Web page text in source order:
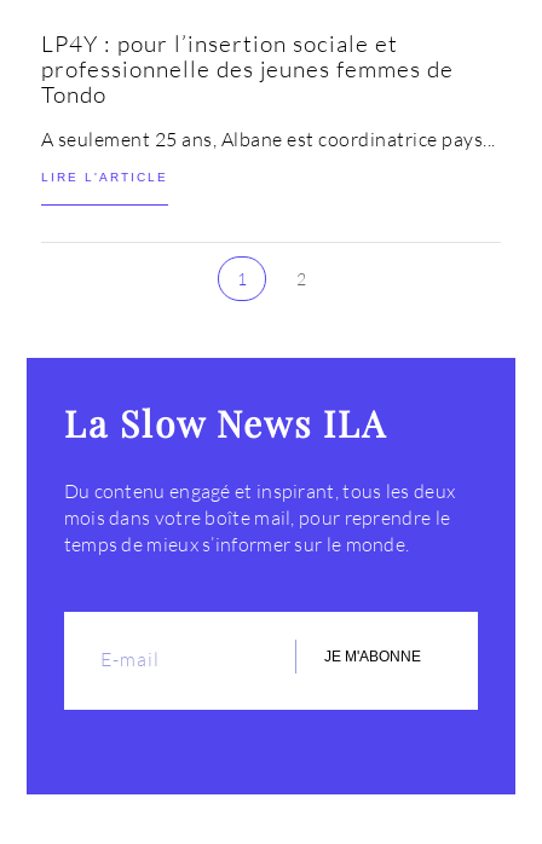
LP4Y : pour l’insertion sociale et
professionnelle des jeunes femmes de
Tondo
A seulement 25 ans, Albane est coordinatrice pays...
LIRE L'ARTICLE
1 2
La Slow News ILA
Du contenu engagé et inspirant, tous les deux
mois dans votre boîte mail, pour reprendre le
temps de mieux s’informer sur le monde.
JE M'ABONNE